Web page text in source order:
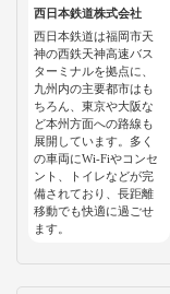
西日本鉄道株式会社
西日本鉄道は福岡市天
神の西鉄天神高速バス
ターミナルを拠点に、
九州内の主要都市はも
ちろん、東京や大阪な
ど本州方面への路線も
展開しています。多く
の車両にWi-Fiやコンセ
ント、トイレなどが完
備されており、長距離
移動でも快適に過ごせ
ます。